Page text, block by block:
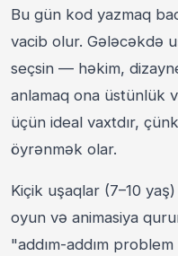
Bu gün kod yazmaq
vacib olur. Gələcəkdə
seçsin — həkim,
anlamaq ona üstünlük
üçün ideal vaxtdır,
öyrənmək olar.
Kiçik uşaqlar (7–10
oyun və animasiya
"addım-addım